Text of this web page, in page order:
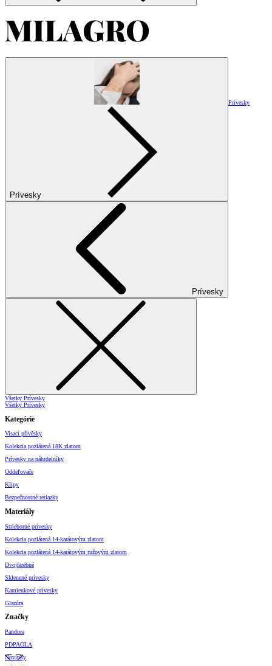
Prívesky
Prívesky
Prívesky
Všetky Prívesky
Všetky Prívesky
Kategórie
Visací přívěsky
Kolekcia pozlátená 18K zlatom
Prívesky na náhrdelníky
Oddeľovače
Klipy
Bezpečnostné retiazky
Materiály
Strieborné prívesky
Kolekcia pozlátená 14-karátovým zlatom
Kolekcia pozlátená 14-karátovým ružovým zlatom
Dvojfarebné
Sklenené prívesky
Kamienkové prívesky
Glazúra
Značky
Pandora
PDPAOLA
Novinky